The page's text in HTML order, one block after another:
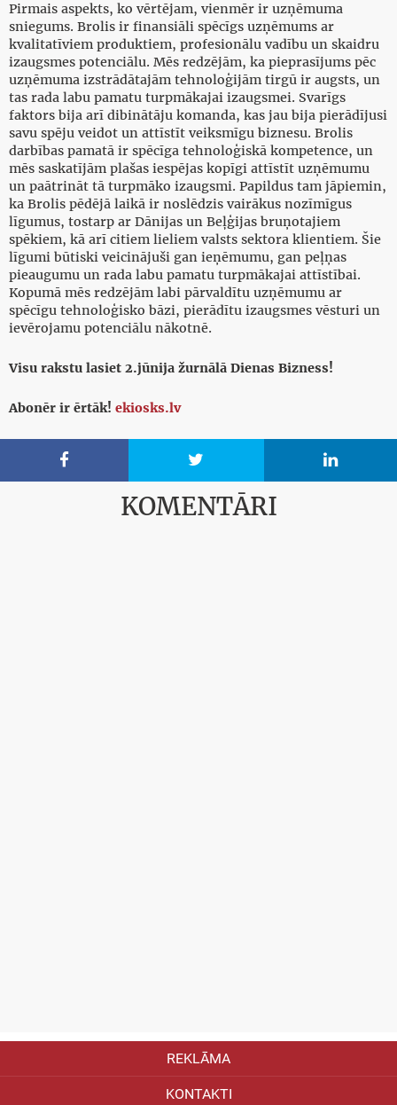
Pirmais aspekts, ko vērtējam, vienmēr ir uzņēmuma
sniegums. Brolis ir finansiāli spēcīgs uzņēmums ar
kvalitatīviem produktiem, profesionālu vadību un skaidru
izaugsmes potenciālu. Mēs redzējām, ka pieprasījums pēc
uzņēmuma izstrādātajām tehnoloģijām tirgū ir augsts, un
tas rada labu pamatu turpmākajai izaugsmei. Svarīgs
faktors bija arī dibinātāju komanda, kas jau bija pierādījusi
savu spēju veidot un attīstīt veiksmīgu biznesu. Brolis
darbības pamatā ir spēcīga tehnoloģiskā kompetence, un
mēs saskatījām plašas iespējas kopīgi attīstīt uzņēmumu
un paātrināt tā turpmāko izaugsmi. Papildus tam jāpiemin,
ka Brolis pēdējā laikā ir noslēdzis vairākus nozīmīgus
līgumus, tostarp ar Dānijas un Beļģijas bruņotajiem
spēkiem, kā arī citiem lieliem valsts sektora klientiem. Šie
līgumi būtiski veicinājuši gan ieņēmumu, gan peļņas
pieaugumu un rada labu pamatu turpmākajai attīstībai.
Kopumā mēs redzējām labi pārvaldītu uzņēmumu ar
spēcīgu tehnoloģisko bāzi, pierādītu izaugsmes vēsturi un
ievērojamu potenciālu nākotnē.
Visu rakstu lasiet 2.jūnija žurnālā Dienas Bizness!
Abonēr ir ērtāk! ekiosks.lv
  
KOMENTĀRI
REKLĀMA
KONTAKTI